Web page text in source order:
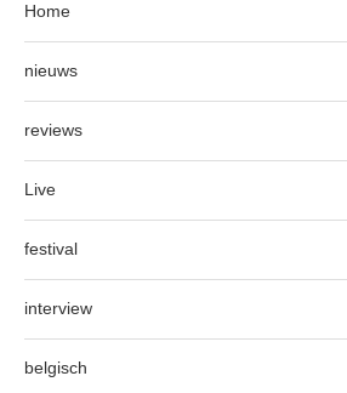
Home
nieuws
reviews
Live
festival
interview
belgisch